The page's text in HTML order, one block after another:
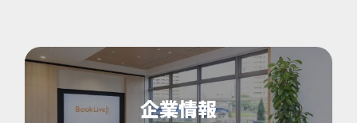
企業情報